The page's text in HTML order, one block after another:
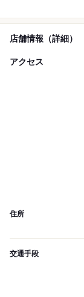
店舗情報（詳細）
アクセス
住所
交通手段